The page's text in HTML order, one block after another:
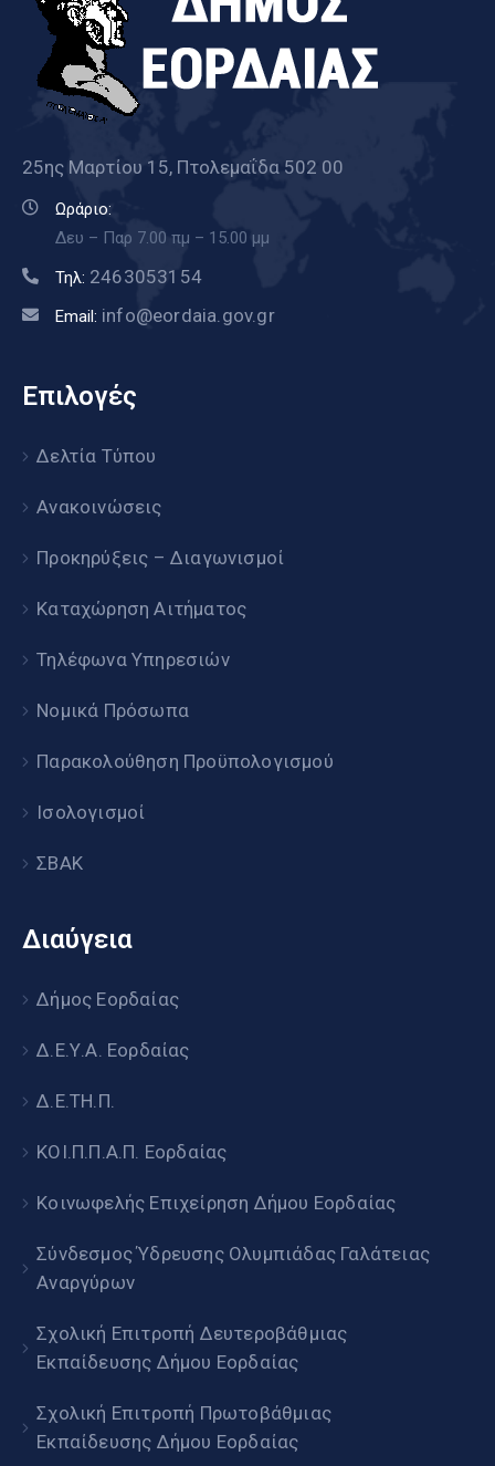
25ης Μαρτίου 15, Πτολεμαΐδα 502 00
Ωράριο:
Δευ – Παρ 7.00 πμ – 15.00 μμ
Τηλ: 2463053154
Email: info@eordaia.gov.gr
Επιλογές
Δελτία Τύπου
Ανακοινώσεις
Προκηρύξεις – Διαγωνισμοί
Καταχώρηση Αιτήματος
Τηλέφωνα Υπηρεσιών
Νομικά Πρόσωπα
Παρακολούθηση Προϋπολογισμού
Ισολογισμοί
ΣΒΑΚ
Διαύγεια
Δήμος Εορδαίας
Δ.Ε.Υ.Α. Εορδαίας
Δ.Ε.ΤΗ.Π.
ΚΟΙ.Π.Π.Α.Π. Εορδαίας
Κοινωφελής Επιχείρηση Δήμου Εορδαίας
Σύνδεσμος Ύδρευσης Ολυμπιάδας Γαλάτειας
Αναργύρων
Σχολική Επιτροπή Δευτεροβάθμιας
Εκπαίδευσης Δήμου Εορδαίας
Σχολική Επιτροπή Πρωτοβάθμιας
Εκπαίδευσης Δήμου Εορδαίας